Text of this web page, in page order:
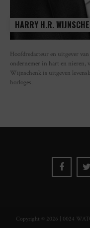
HARRY H.R.
Hoofdredacteur en uitgever
ondernemer in hart en nieren,
Wijnschenk is uitgeven
horloges.
Copyright © 2026 | 0024